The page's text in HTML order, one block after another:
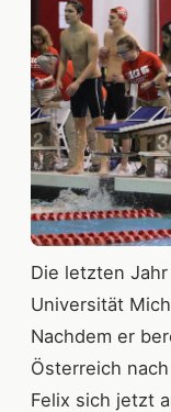
Die letzten
Universität
Nachdem er
Österreich
Felix sich jetzt